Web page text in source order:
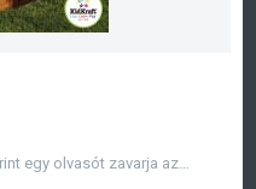
egy olvasót zavarja az…